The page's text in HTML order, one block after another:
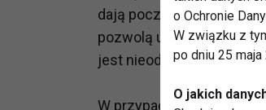
dają poczucie, że kobieta
pozwolą ukryć
jest nieodłącznym
W przypadku jogi twarzy
o Ochronie
W związku z
po dniu 25
O jakich